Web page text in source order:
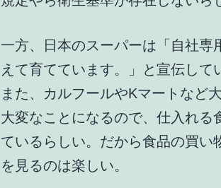
一方、日本のスーパーは「自社専
えて育てています。」と宣伝して
また、カルフールやKマートなど
大変なことになるので、仕入れる
ているらしい。だから食品の買
を見るのは楽しい。